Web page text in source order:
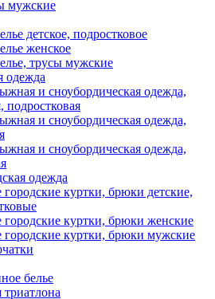
мужские
детское, подростковое
женское
трусы мужские
одежда
и сноубордическая одежда,
подростковая
и сноубордическая одежда,
и сноубордическая одежда,
одежда
куртки, брюки детские,
куртки, брюки женские
городские куртки, брюки мужские
белье